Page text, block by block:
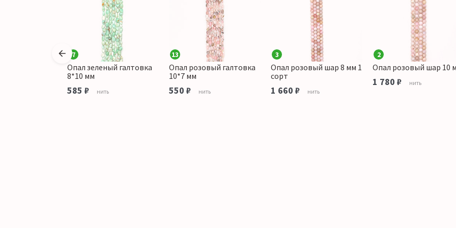
7
Опал зеленый галтовка
8*10 мм
585 ₽ нить
13
Опал розовый галтовка
10*7 мм
550 ₽ нить
3
Опал розовый шар 8 мм 1
сорт
1 660 ₽ нить
2
Опал розовый шар 10
1 780 ₽ нить